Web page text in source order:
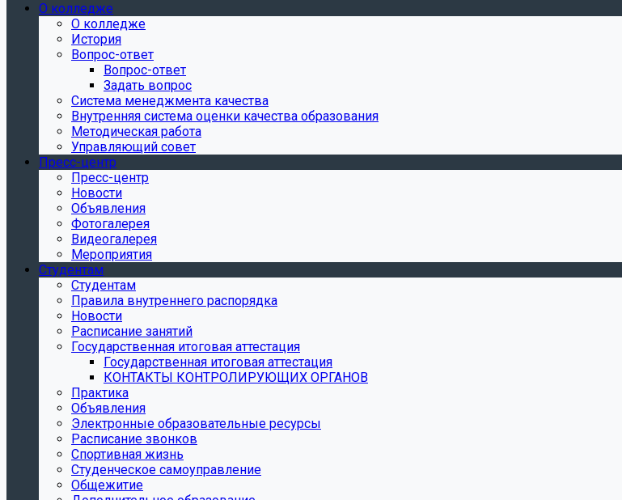
О колледже
О колледже
История
Вопрос-ответ
Вопрос-ответ
Задать вопрос
Система менеджмента качества
Внутренняя система оценки качества образования
Методическая работа
Управляющий совет
Пресс-центр
Пресс-центр
Новости
Объявления
Фотогалерея
Видеогалерея
Мероприятия
Студентам
Студентам
Правила внутреннего распорядка
Новости
Расписание занятий
Государственная итоговая аттестация
Государственная итоговая аттестация
КОНТАКТЫ КОНТРОЛИРУЮЩИХ ОРГАНОВ
Практика
Объявления
Электронные образовательные ресурсы
Расписание звонков
Спортивная жизнь
Студенческое самоуправление
Общежитие